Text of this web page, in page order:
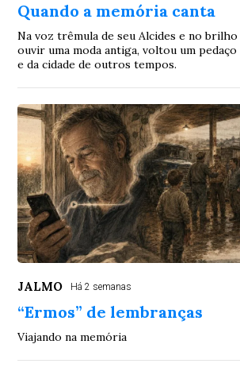
Quando a memória canta
Na voz trêmula de seu Alcides e no
ouvir uma moda antiga, voltou um
e da cidade de outros tempos.
JALMO Há 2 semanas
“Ermos” de lembranças
Viajando na memória